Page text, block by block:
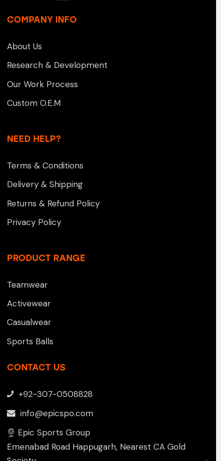
COMPANY INFO
About Us
Research & Development
Our Work Process
Custom O.E.M
NEED HELP?
Terms & Conditions
Delivery & Shipping
Returns & Refund Policy
Privacy Policy
PRODUCT RANGE
Teamwear
Activewear
Casualwear
Sports Balls
CONTACT US
+92-307-0508828
info@epicspo.com
Epic Sports Group
Emenabad Road Happugarh, Nearest CA Gold